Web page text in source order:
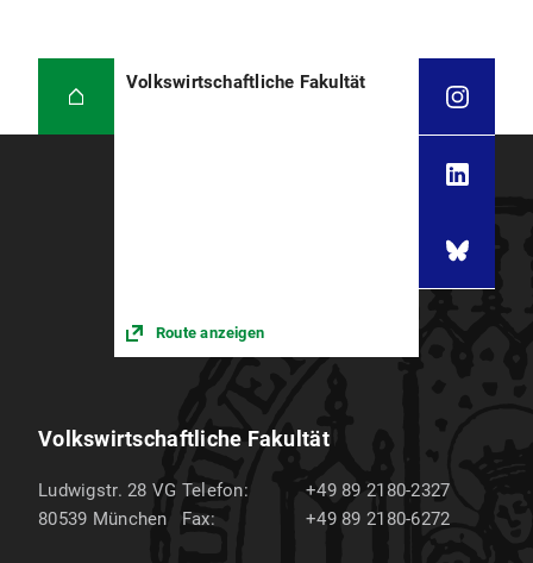
Volkswirtschaftliche Fakultät
Route anzeigen
Volkswirtschaftliche Fakultät
Ludwigstr. 28 VG
80539 München
Telefon:
+49 89 2180-2327
Fax:
+49 89 2180-6272